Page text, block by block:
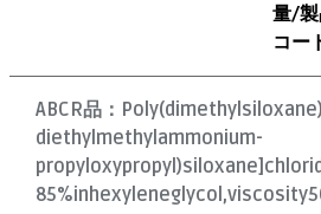
量/
コー
ABCR品：
diethylmethylammonium-